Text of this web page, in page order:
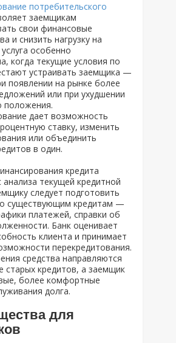
потребительского
заемщикам
свои финансовые
и снизить нагрузку на
особенно
когда текущие условия по
устраивать заемщика —
появлении на рынке более
или при ухудшении
положения.
дает возможность
ставку, изменить
или объединить
в один.
кредита
анализа текущей кредитной
следует подготовить
существующим кредитам —
платежей, справки об
Банк оценивает
клиента и принимает
перекредитования.
средства направляются
старых кредитов, а заемщик
более комфортные
долга.
для